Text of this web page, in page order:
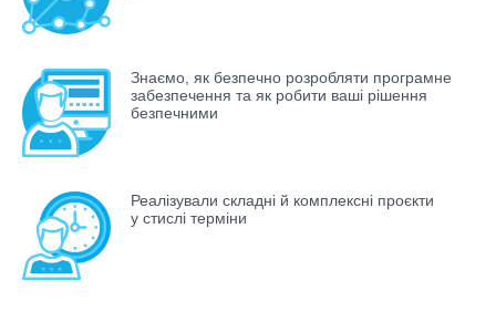
Знаємо, як безпечно розробляти програмне
забезпечення та як робити ваші рішення
безпечними
Реалізували складні й комплексні проєкти
у стислі терміни